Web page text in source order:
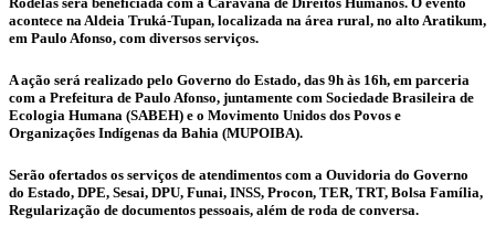
acontece na Aldeia Truká-Tupan, localizada na área rural, no alto Aratikum,
em Paulo Afonso, com diversos serviços.
A ação será realizado pelo Governo do Estado, das 9h às 16h, em parceria
com a Prefeitura de Paulo Afonso, juntamente com Sociedade Brasileira de
Ecologia Humana (SABEH) e o Movimento Unidos dos Povos e
Organizações Indígenas da Bahia (MUPOIBA).
Serão ofertados os serviços de atendimentos com a Ouvidoria do Governo
do Estado, DPE, Sesai, DPU, Funai, INSS, Procon, TER, TRT, Bolsa Família,
Regularização de documentos pessoais, além de roda de conversa.